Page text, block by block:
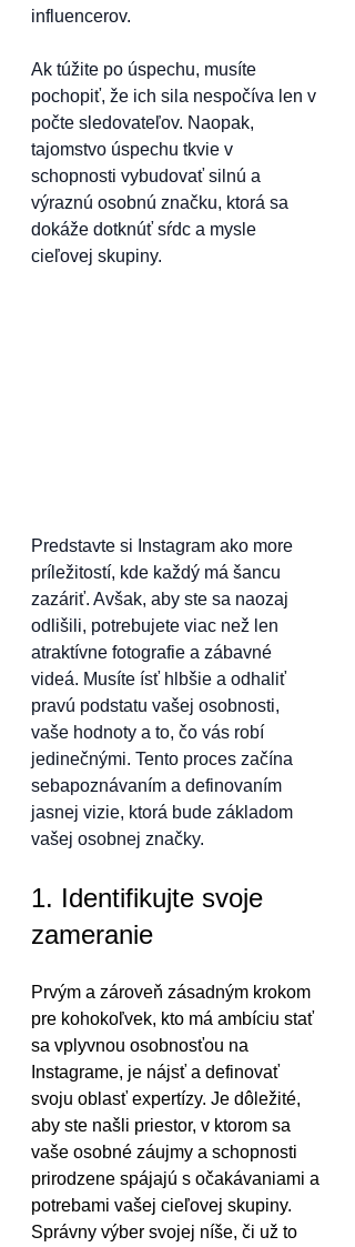
influencerov.
Ak túžite po úspechu, musíte
pochopiť, že ich sila nespočíva len v
počte sledovateľov. Naopak,
tajomstvo úspechu tkvie v
schopnosti vybudovať silnú a
výraznú osobnú značku, ktorá sa
dokáže dotknúť sŕdc a mysle
cieľovej skupiny.
Predstavte si Instagram ako more
príležitostí, kde každý má šancu
zazáriť. Avšak, aby ste sa naozaj
odlišili, potrebujete viac než len
atraktívne fotografie a zábavné
videá. Musíte ísť hlbšie a odhaliť
pravú podstatu vašej osobnosti,
vaše hodnoty a to, čo vás robí
jedinečnými. Tento proces začína
sebapoznávaním a definovaním
jasnej vizie, ktorá bude základom
vašej osobnej značky.
1. Identifikujte svoje
zameranie
Prvým a zároveň zásadným krokom
pre kohokoľvek, kto má ambíciu stať
sa vplyvnou osobnosťou na
Instagrame, je nájsť a definovať
svoju oblasť expertízy. Je dôležité,
aby ste našli priestor, v ktorom sa
vaše osobné záujmy a schopnosti
prirodzene spájajú s očakávaniami a
potrebami vašej cieľovej skupiny.
Správny výber svojej níše, či už to